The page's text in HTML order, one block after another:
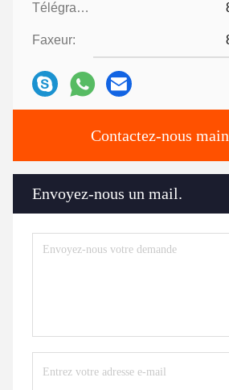
Télégramme:
Faxeur:
Contactez-nous
Envoyez-nous un mail.